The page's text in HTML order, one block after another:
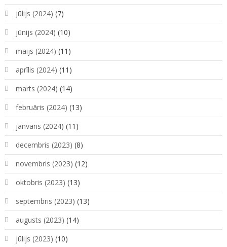
jūlijs (2024) (7)
jūnijs (2024) (10)
maijs (2024) (11)
aprīlis (2024) (11)
marts (2024) (14)
februāris (2024) (13)
janvāris (2024) (11)
decembris (2023) (8)
novembris (2023) (12)
oktobris (2023) (13)
septembris (2023) (13)
augusts (2023) (14)
jūlijs (2023) (10)